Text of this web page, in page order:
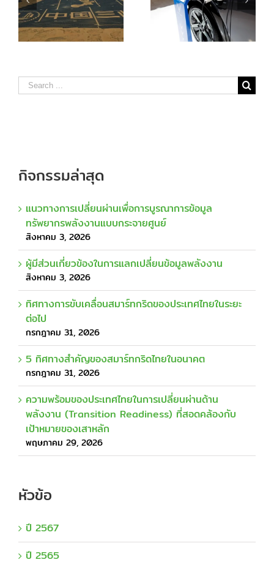
ดัน EV เต็มสูบ ! เวียดนามจ่อให้
เงินอุดหนุน ‘ค่าไฟสถานีชาร์จ’
อนุมัติกลาง ก.ย.
วิจัยเผย จีนกำลังผลิตพลังงาน
ลมและโซลาร์ เกือบสองเท่าของ
ทั้งโลกรวมกัน
Search
for:
กิจกรรมล่าสุด
แนวทางการเปลี่ยนผ่านเพื่อการบูรณาการข้อมูล
ทรัพยากรพลังงานแบบกระจายศูนย์
สิงหาคม 3, 2026
ผู้มีส่วนเกี่ยวข้องในการแลกเปลี่ยนข้อมูลพลังงาน
สิงหาคม 3, 2026
ทิศทางการขับเคลื่อนสมาร์ทกริดของประเทศไทยในระยะ
ต่อไป
กรกฎาคม 31, 2026
5 ทิศทางสำคัญของสมาร์ทกริดไทยในอนาคต
กรกฎาคม 31, 2026
ความพร้อมของประเทศไทยในการเปลี่ยนผ่านด้าน
พลังงาน (Transition Readiness) ที่สอดคล้องกับ
เป้าหมายของเสาหลัก
พฤษภาคม 29, 2026
หัวข้อ
ปี 2567
ปี 2565